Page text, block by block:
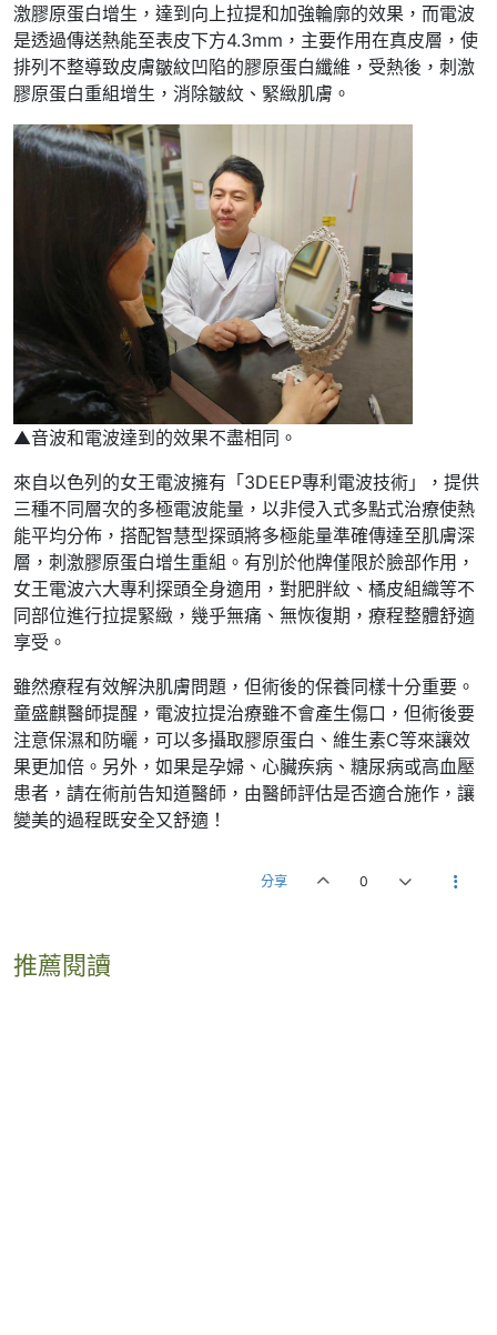
激膠原蛋白增生，達到向上拉提和加強輪廓的效果，而電波
是透過傳送熱能至表皮下方4.3mm，主要作用在真皮層，使
排列不整導致皮膚皺紋凹陷的膠原蛋白纖維，受熱後，刺激
膠原蛋白重組增生，消除皺紋、緊緻肌膚。
▲音波和電波達到的效果不盡相同。
來自以色列的女王電波擁有「3DEEP專利電波技術」，提供
三種不同層次的多極電波能量，以非侵入式多點式治療使熱
能平均分佈，搭配智慧型探頭將多極能量準確傳達至肌膚深
層，刺激膠原蛋白增生重組。有別於他牌僅限於臉部作用，
女王電波六大專利探頭全身適用，對肥胖紋、橘皮組織等不
同部位進行拉提緊緻，幾乎無痛、無恢復期，療程整體舒適
享受。
雖然療程有效解決肌膚問題，但術後的保養同樣十分重要。
童盛麒醫師提醒，電波拉提治療雖不會產生傷口，但術後要
注意保濕和防曬，可以多攝取膠原蛋白、維生素C等來讓效
果更加倍。另外，如果是孕婦、心臟疾病、糖尿病或高血壓
患者，請在術前告知道醫師，由醫師評估是否適合施作，讓
變美的過程既安全又舒適！
分享 0
推薦閱讀